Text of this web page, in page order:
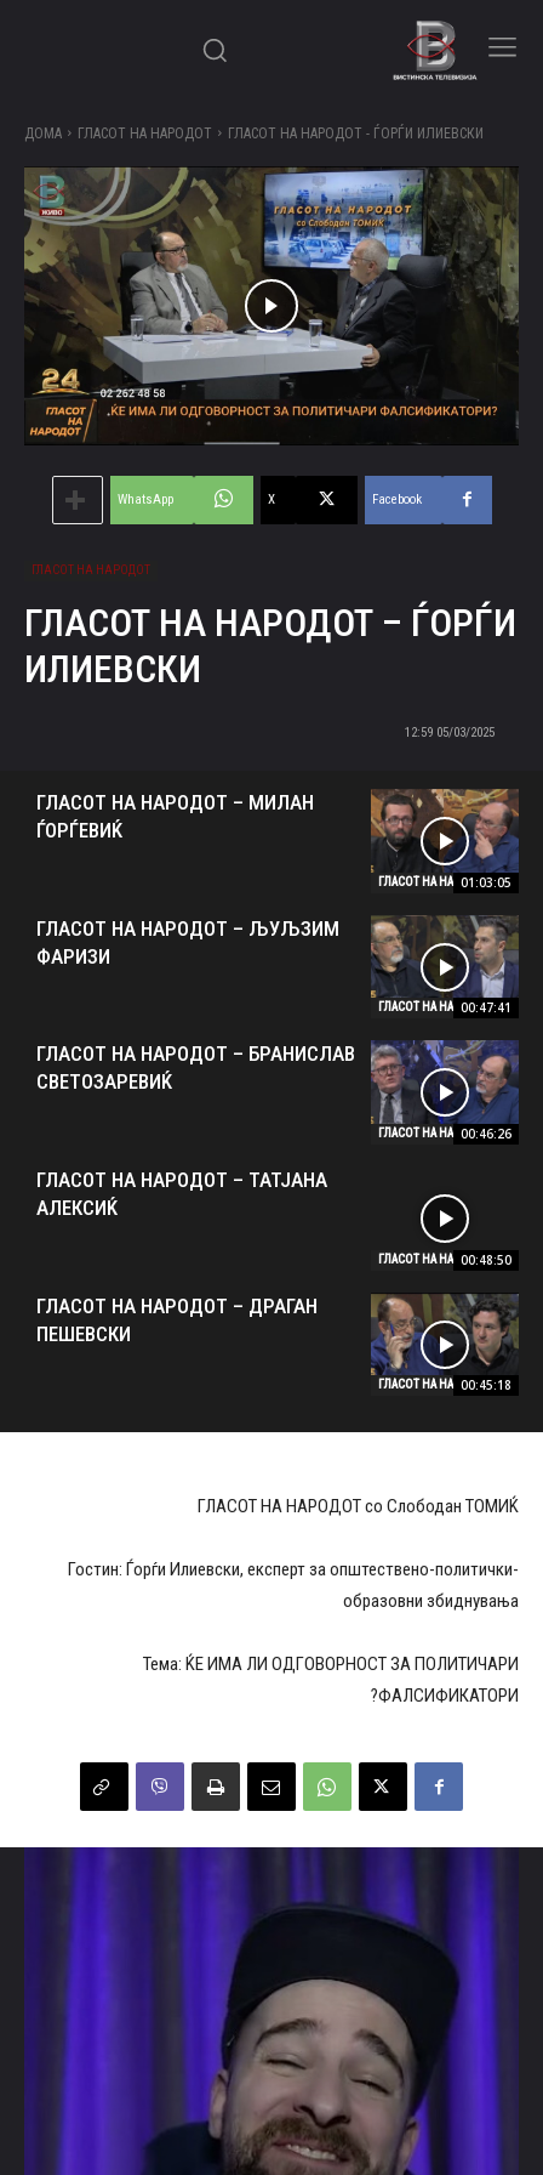
ДОМА ГЛАСОТ НА НАРОДОТ ГЛАСОТ НА НАРОДОТ - ЃОРЃИ ИЛИЕВСКИ
Facebook
X
WhatsApp
ГЛАСОТ НА НАРОДОТ
ГЛАСОТ НА НАРОДОТ – ЃОРЃИ
ИЛИЕВСКИ
05/03/2025 12:59
ГЛАСОТ НА НАРОДОТ
01:03:05
ГЛАСОТ НА НАРОДОТ – МИЛАН
ЃОРЃЕВИЌ
ГЛАСОТ НА НАРОДОТ
00:47:41
ГЛАСОТ НА НАРОДОТ – ЉУЉЗИМ
ФАРИЗИ
ГЛАСОТ НА НАРОДОТ
00:46:26
ГЛАСОТ НА НАРОДОТ – БРАНИСЛАВ
СВЕТОЗАРЕВИЌ
ГЛАСОТ НА НАРОДОТ
00:48:50
ГЛАСОТ НА НАРОДОТ – ТАТЈАНА
АЛЕКСИЌ
ГЛАСОТ НА НАРОДОТ
00:45:18
ГЛАСОТ НА НАРОДОТ – ДРАГАН
ПЕШЕВСКИ
ГЛАСОТ НА НАРОДОТ со Слободан ТОМИЌ
Гостин: Ѓорѓи Илиевски, експерт за општествено-политички-
образовни збиднувања
Тема: ЌЕ ИМА ЛИ ОДГОВОРНОСТ ЗА ПОЛИТИЧАРИ
ФАЛСИФИКАТОРИ?